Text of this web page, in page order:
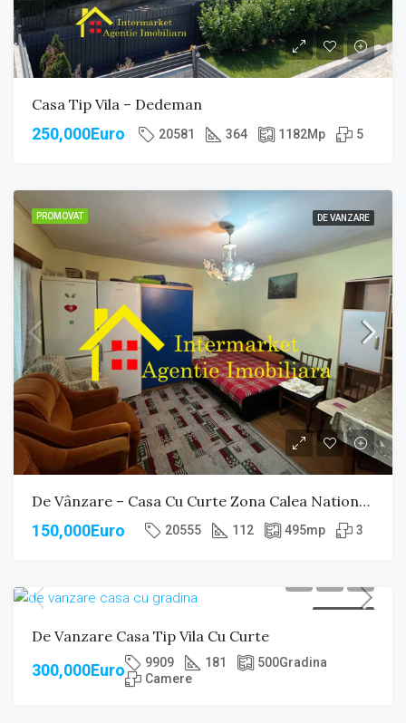
Casa Tip Vila – Dedeman
250,000Euro 20581 364 1182Mp 5
PROMOVAT DE VANZARE
De Vânzare – Casa Cu Curte Zona Calea Nationala
150,000Euro 20555 112 495mp 3
De Vanzare Casa Tip Vila Cu Curte
300,000Euro 9909 181 500Gradina
Camere